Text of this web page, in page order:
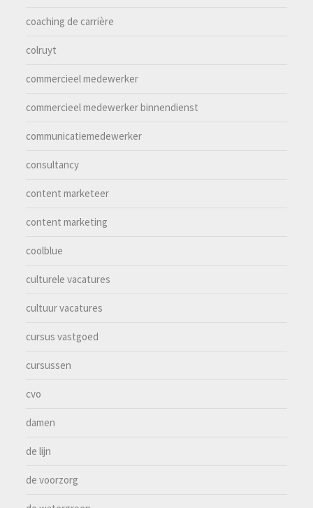
coaching de carrière
colruyt
commercieel medewerker
commercieel medewerker binnendienst
communicatiemedewerker
consultancy
content marketeer
content marketing
coolblue
culturele vacatures
cultuur vacatures
cursus vastgoed
cursussen
cvo
damen
de lijn
de voorzorg